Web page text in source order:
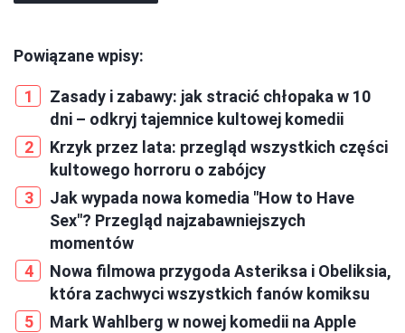
Powiązane wpisy:
Zasady i zabawy: jak stracić chłopaka w 10
dni – odkryj tajemnice kultowej komedii
Krzyk przez lata: przegląd wszystkich części
kultowego horroru o zabójcy
Jak wypada nowa komedia "How to Have
Sex"? Przegląd najzabawniejszych
momentów
Nowa filmowa przygoda Asteriksa i Obeliksia,
która zachwyci wszystkich fanów komiksu
Mark Wahlberg w nowej komedii na Apple